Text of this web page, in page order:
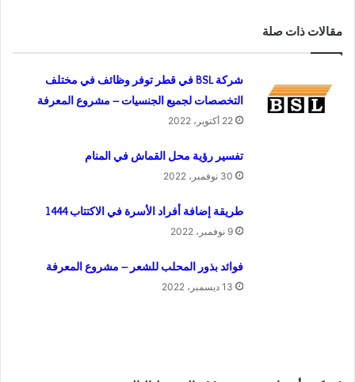
مقالات ذات صلة
شركة BSL في قطر توفر وظائف في مختلف
التخصصات لجميع الجنسيات – مشروع المعرفة
22 أكتوبر، 2022
تفسير رؤية محل القماش في المنام
30 نوفمبر، 2022
طريقة إضافة أفراد الأسرة في الاكتتاب 1444
9 نوفمبر، 2022
فوائد بذور المحلب للشعر – مشروع المعرفة
13 ديسمبر، 2022